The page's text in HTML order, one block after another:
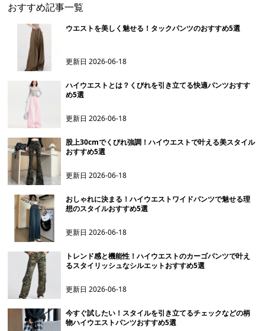
おすすめ記事一覧
ウエストを美しく魅せる！タックパンツのおすすめ5選
更新日2026-06-18
ハイウエストとは？くびれを引き立てる快適パンツおすす
め5選
更新日2026-06-18
股上30cmでくびれ強調！ハイウエストで叶える美スタイル
おすすめ5選
更新日2026-06-18
おしゃれに決まる！ハイウエストワイドパンツで魅せる理
想のスタイルおすすめ5選
更新日2026-06-18
トレンド感と機能性！ハイウエストのカーゴパンツで叶え
るスタイリッシュなシルエットおすすめ5選
更新日2026-06-18
今すぐ試したい！スタイルを引き立てるチェックなどの柄
物ハイウエストパンツおすすめ5選